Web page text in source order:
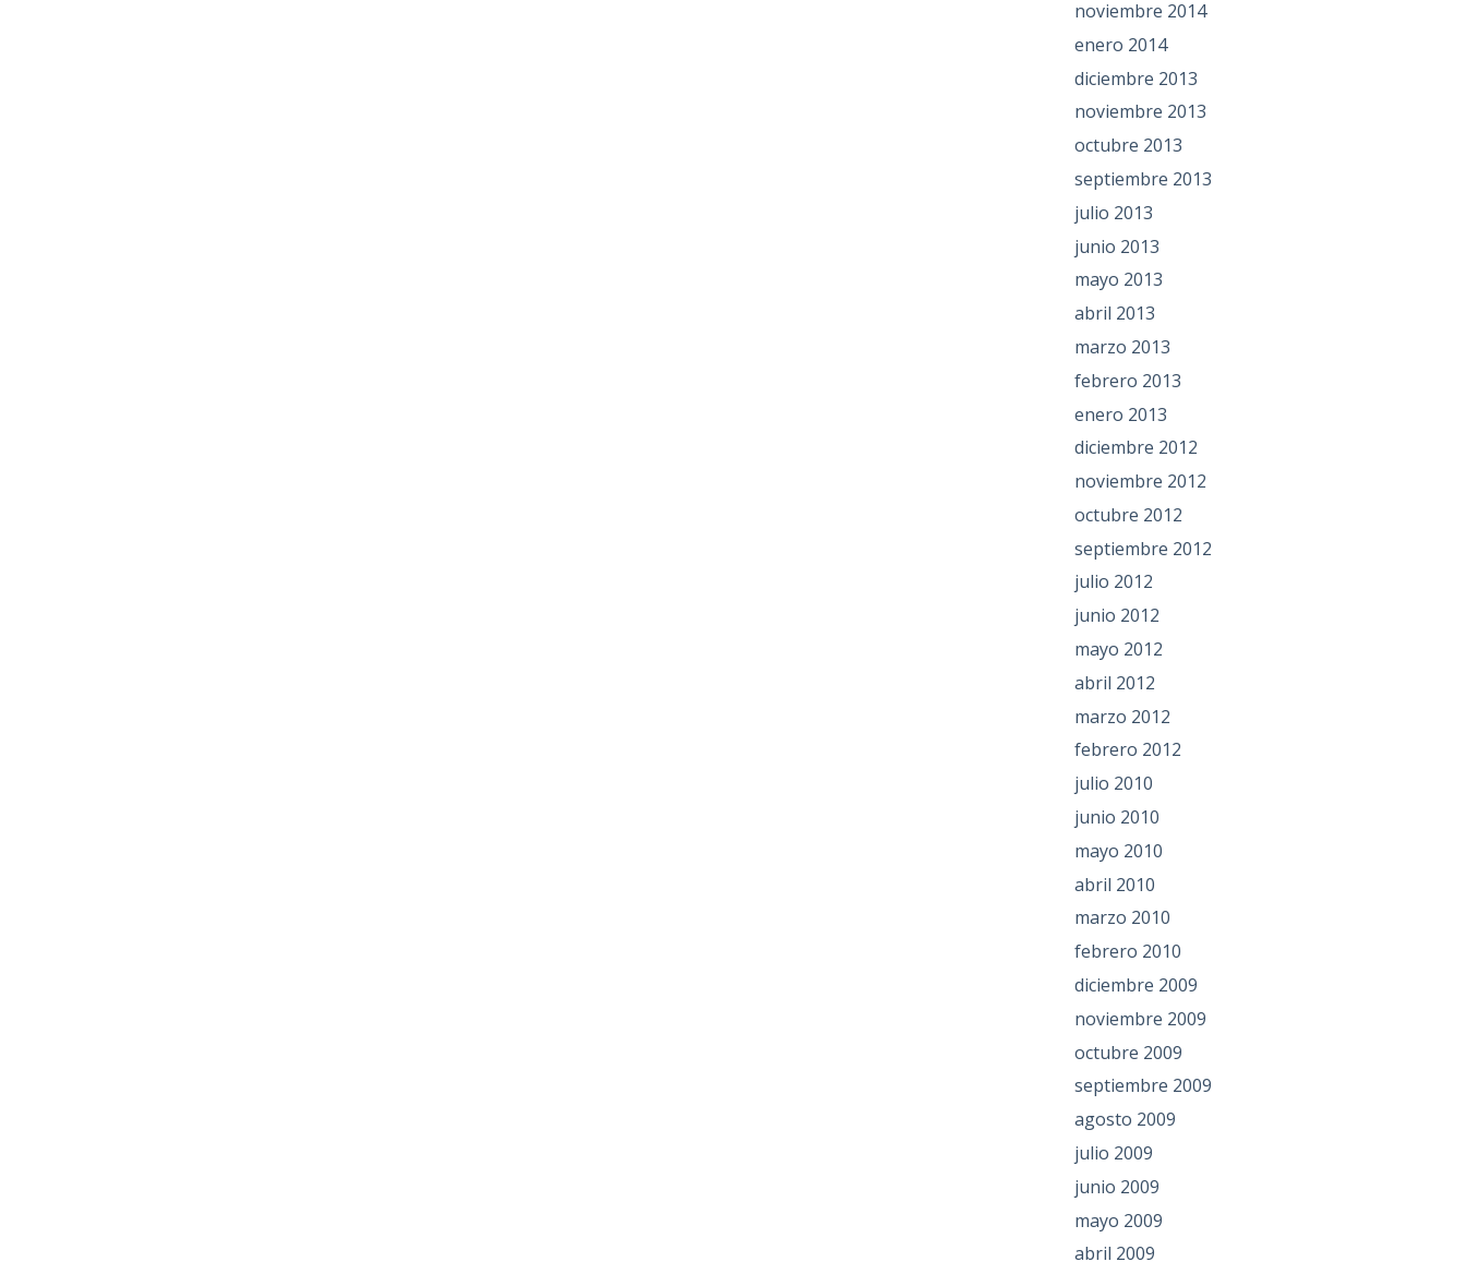
noviembre 2014
enero 2014
diciembre 2013
noviembre 2013
octubre 2013
septiembre 2013
julio 2013
junio 2013
mayo 2013
abril 2013
marzo 2013
febrero 2013
enero 2013
diciembre 2012
noviembre 2012
octubre 2012
septiembre 2012
julio 2012
junio 2012
mayo 2012
abril 2012
marzo 2012
febrero 2012
julio 2010
junio 2010
mayo 2010
abril 2010
marzo 2010
febrero 2010
diciembre 2009
noviembre 2009
octubre 2009
septiembre 2009
agosto 2009
julio 2009
junio 2009
mayo 2009
abril 2009